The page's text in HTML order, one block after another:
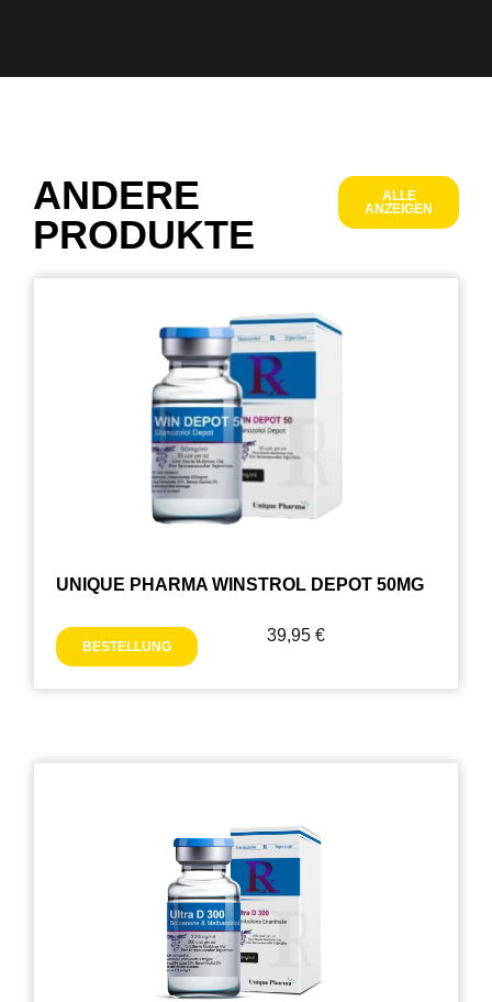
ANDERE
PRODUKTE
ALLE
ANZEIGEN
UNIQUE PHARMA WINSTROL DEPOT 50MG
BESTELLUNG
39,95 €